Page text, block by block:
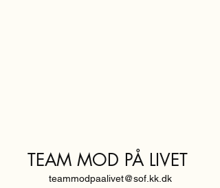
TEAM MOD PÅ LIVET
teammodpaalivet@sof.kk.dk